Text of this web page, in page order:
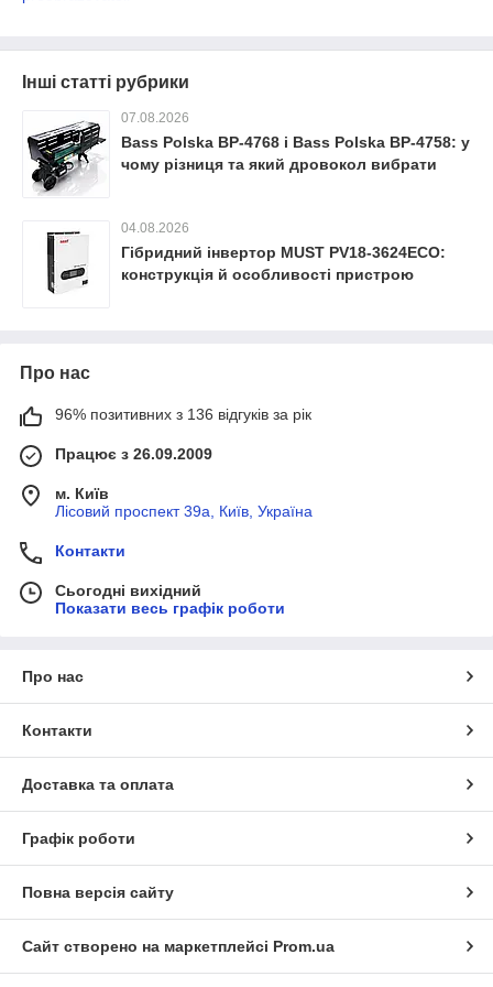
Інші статті рубрики
07.08.2026
Bass Polska BP-4768 і Bass Polska BP-4758: у
чому різниця та який дровокол вибрати
04.08.2026
Гібридний інвертор MUST PV18-3624ECO:
конструкція й особливості пристрою
Про нас
96% позитивних з 136 відгуків за рік
Працює з 26.09.2009
м. Київ
Лісовий проспект 39а, Київ, Україна
Контакти
Сьогодні вихідний
Показати весь графік роботи
Про нас
Контакти
Доставка та оплата
Графік роботи
Повна версія сайту
Сайт створено на маркетплейсі Prom.ua